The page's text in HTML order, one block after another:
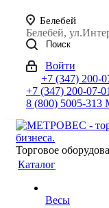
Белебей
Белебей,
Поиск
Войти
+7 (347) 200-
+7 (347) 200-07-01
8 (800) 5005-313
Торговое
Каталог
Весы